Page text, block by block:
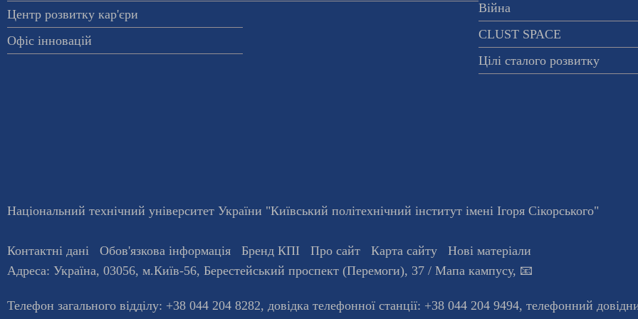
Центр розвитку кар'єри
Офіс інновацій
Війна
CLUST SPACE
Цілі сталого розвитку
Національний технічний університет України "Київський політехнічний інститут імені Ігоря Сікорського"
Контактні дані Обов'язкова інформація Бренд КПІ Про сайт Карта сайту
Нові матеріали
Адреса: Україна, 03056, м.Київ-56, Берестейський проспект (Перемоги), 37 / Мапа кампусу, 📧
Телефон загального відділу: +38 044 204 8282, довiдка телефонної станцiї: +38 044 204 9494, телефонний